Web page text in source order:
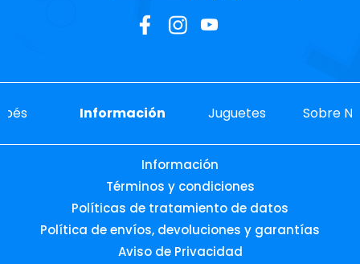
Información Juguetes Sobre
Información
Términos y condiciones
Políticas de tratamiento de datos
Política de envíos, devoluciones y garantías
Aviso de Privacidad